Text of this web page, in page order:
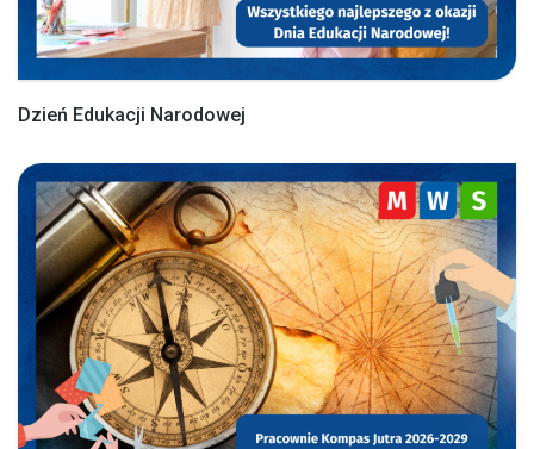
Dzień Edukacji Narodowej